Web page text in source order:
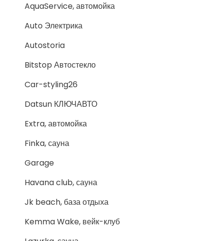
AquaService, автомойка
Auto Электрика
Autostoria
Bitstop Автостекло
Car-styling26
Datsun КЛЮЧАВТО
Extra, автомойка
Finka, сауна
Garage
Havana club, сауна
Jk beach, база отдыха
Kemma Wake, вейк-клуб